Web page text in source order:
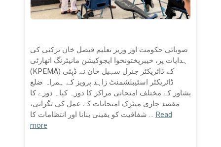
صوبائی حکومت اور وزیر تعلیم فیصل خان ترکئی کی
ہدایات پر، خیبرپختونخوا ایجوکیشن مانیٹرنگ اتھارٹی
(KPEMA) کے ڈائریکٹر جنرل سہیل خان نے ڈپٹی
ڈائریکٹر اسٹیبلشمنٹ زاہد پرویز کے ہمراہ ضلع
پشاور کے مختلف امتحانی مراکز کا دورہ کیا۔ دورے کا
مقصد جاری میٹرک امتحانات کے عمل کی نگرانی،
Read
more